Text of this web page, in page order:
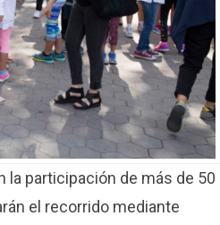
la participación de más de 50
el recorrido mediante